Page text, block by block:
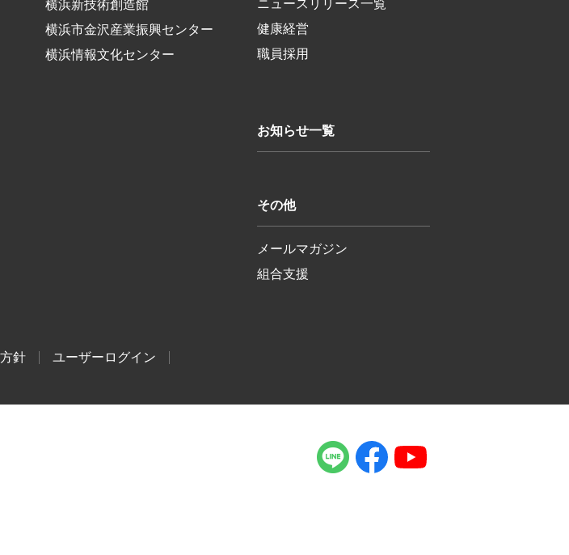
横浜新技術創造館
横浜市金沢産業振興センター
横浜情報文化センター
ニュースリリース一覧
健康経営
職員採用
お知らせ一覧
その他
メールマガジン
組合支援
針 ユーザーログイン